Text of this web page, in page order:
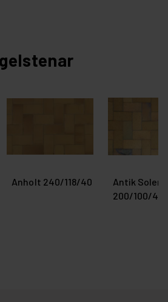
Anholt 240/118/40
Antik Solera
200/100/45